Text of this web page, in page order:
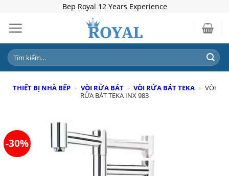
content
Bep Royal 12 Years Experience
Tìm
kiếm:
THIẾT BỊ NHÀ BẾP » VÒI RỬA BÁT » VÒI RỬA BÁT TEKA » VÒI
RỬA BÁT TEKA INX 983
-30%